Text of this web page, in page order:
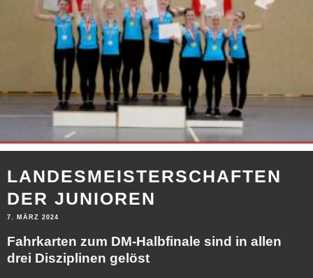
LANDESMEISTERSCHAFTEN
DER JUNIOREN
7. MÄRZ 2024
Fahrkarten zum DM-Halbfinale sind in allen
drei Disziplinen gelöst